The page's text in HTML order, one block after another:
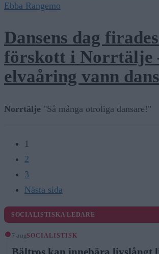
Ebba Rangemo
Dansens dag
förskott i Norrtälje
elvaåring vann
Norrtälje "Så många otroliga dansare!"
1
2
3
Nästa sida
SOCIALISTISKA LEDARE
7 augSOCIALISTISK